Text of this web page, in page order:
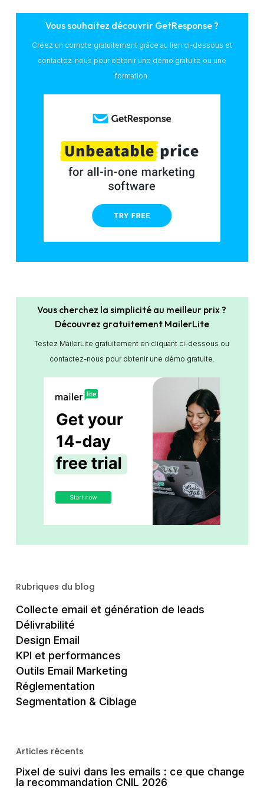
Vous souhaitez découvrir GetResponse ?
Créez un compte gratuitement grâce au lien ci-dessous et
contactez-nous pour obtenir une démo gratuite ou une
formation.
Vous cherchez la simplicité au meilleur prix ?
Découvrez gratuitement MailerLite
Testez MailerLite gratuitement en cliquant ci-dessous ou
contactez-nous pour obtenir une démo gratuite.
Rubriques du blog
Collecte email et génération de leads
Délivrabilité
Design Email
KPI et performances
Outils Email Marketing
Réglementation
Segmentation & Ciblage
Articles récents
Pixel de suivi dans les emails : ce que change
la recommandation CNIL 2026